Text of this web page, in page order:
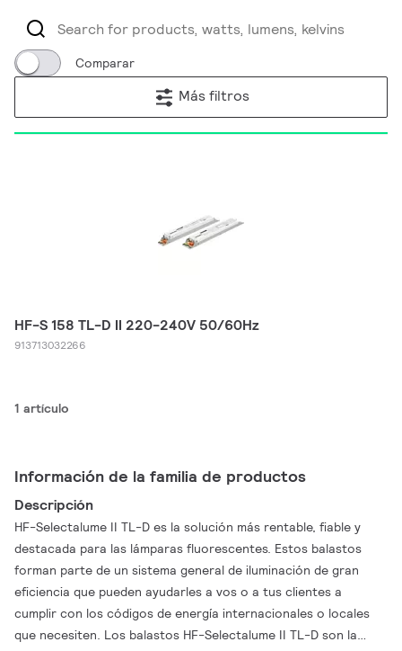
Comparar
Más filtros
HF-S 158 TL-D II 220-240V 50/60Hz
913713032266
1 artículo
Información de la familia de productos
Descripción
HF-Selectalume II TL-D es la solución más rentable, fiable y
destacada para las lámparas fluorescentes. Estos balastos
forman parte de un sistema general de iluminación de gran
eficiencia que pueden ayudarles a vos o a tus clientes a
cumplir con los códigos de energía internacionales o locales
que necesiten. Los balastos HF-Selectalume II TL-D son la